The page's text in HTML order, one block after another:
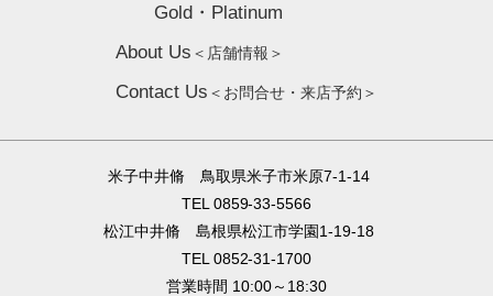
Gold・Platinum
About Us ＜店舗情報＞
Contact Us ＜お問合せ・来店予約＞
米子中井脩 鳥取県米子市米原7-1-14
TEL 0859-33-5566
松江中井脩 島根県松江市学園1-19-18
TEL 0852-31-1700
営業時間 10:00～18:30